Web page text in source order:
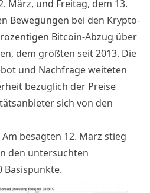
März, und Freitag, dem 13.
Bewegungen bei den Krypto-
Bitcoin-Abzug über
dem größten seit 2013. Die
und Nachfrage weiteten
bezüglich der Preise
sich von den
besagten 12. März stieg
den untersuchten
Basispunkte.